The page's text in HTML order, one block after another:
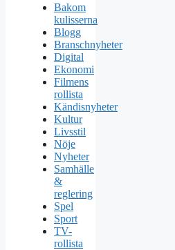
Bakom
kulisserna
Blogg
Branschnyheter
Digital
Ekonomi
Filmens
rollista
Kändisnyheter
Kultur
Livsstil
Nöje
Nyheter
Samhälle
&
reglering
Spel
Sport
TV-
rollista